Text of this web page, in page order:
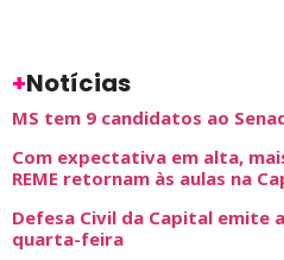
+Notícias
MS tem 9 candidatos ao
Com expectativa em alta,
REME retornam às aulas na
Defesa Civil da Capital emite
quarta-feira